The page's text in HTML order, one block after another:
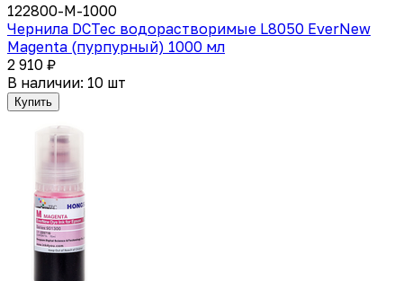
122800-M-1000
Чернила DCTec водорастворимые L8050 EverNew
Magenta (пурпурный) 1000 мл
2 910 ₽
В наличии: 10 шт
Купить